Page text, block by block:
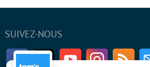
SUIVEZ-NOUS
FacebookTwitter Youtube InstagramRSS